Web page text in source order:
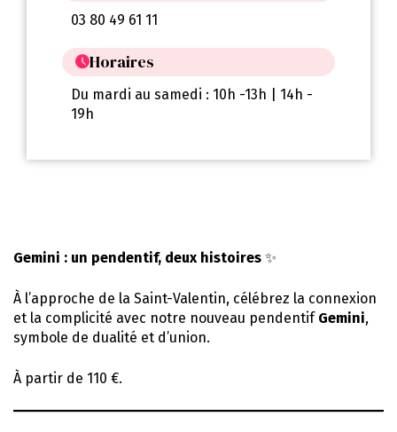
03 80 49 61 11
Horaires
Du mardi au samedi : 10h -13h | 14h -
19h
Gemini : un pendentif, deux histoires ✨
À l’approche de la Saint-Valentin, célébrez la connexion
et la complicité avec notre nouveau pendentif Gemini,
symbole de dualité et d’union.
À partir de 110 €.